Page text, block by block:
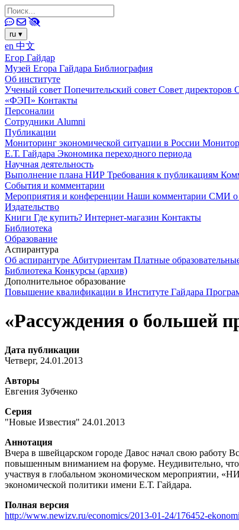
ru ▾
en 中文
Егор Гайдар
Музей Егора Гайдара Библиография
Об институте
Ученый совет Попечительский совет Совет директоров
«ФЭП» Контакты
Персоналии
Сотрудники Alumni
Публикации
Мониторинг экономической ситуации в России
Е.Т. Гайдара Экономика переходного периода
Научная деятельность
Выполнение плана НИР Требования к публикациям
События и комментарии
Мероприятия и конференции Наши комментарии СМИ о
Издательство
Книги Где купить? Интернет-магазин Контакты
Библиотека
Образование
Аспирантура
Об аспирантуре Абитуриентам Платные
Библиотека Конкурсы (архив)
Дополнительное образование
Повышение квалификации в Институте Гайдара
«Рассуждения о большей
Дата публикации
Четверг, 24.01.2013
Авторы
Евгения Зубченко
Серия
"Новые Известия" 24.01.2013
Аннотация
Вчера в швейцарском городе Давос начал свою работу
повышенным вниманием на форуме. Неудивительно, что
участвуя в глобальном экономическом мероприятии,
экономической политики имени Е.Т. Гайдара.
Полная версия
http://www.newizv.ru/economics/2013-01-24/176452-